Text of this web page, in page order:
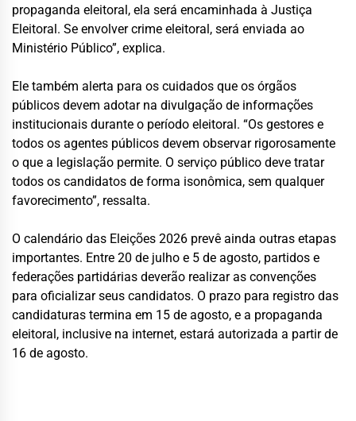
propaganda eleitoral, ela será encaminhada à Justiça
Eleitoral. Se envolver crime eleitoral, será enviada ao
Ministério Público”, explica.
Ele também alerta para os cuidados que os órgãos
públicos devem adotar na divulgação de informações
institucionais durante o período eleitoral. “Os gestores e
todos os agentes públicos devem observar rigorosamente
o que a legislação permite. O serviço público deve tratar
todos os candidatos de forma isonômica, sem qualquer
favorecimento”, ressalta.
O calendário das Eleições 2026 prevê ainda outras etapas
importantes. Entre 20 de julho e 5 de agosto, partidos e
federações partidárias deverão realizar as convenções
para oficializar seus candidatos. O prazo para registro das
candidaturas termina em 15 de agosto, e a propaganda
eleitoral, inclusive na internet, estará autorizada a partir de
16 de agosto.